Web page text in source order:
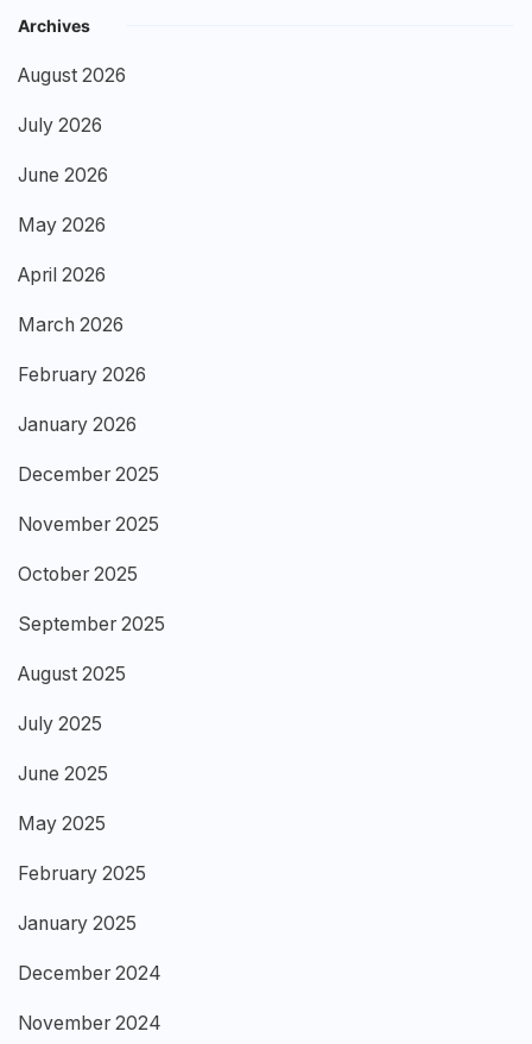
Archives
August 2026
July 2026
June 2026
May 2026
April 2026
March 2026
February 2026
January 2026
December 2025
November 2025
October 2025
September 2025
August 2025
July 2025
June 2025
May 2025
February 2025
January 2025
December 2024
November 2024